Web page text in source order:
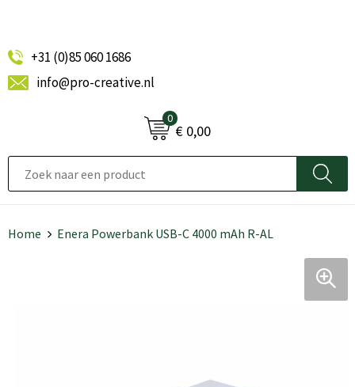
+31 (0)85 060 1686
info@pro-creative.nl
0
€ 0,00
Home Enera Powerbank USB-C 4000 mAh R-AL